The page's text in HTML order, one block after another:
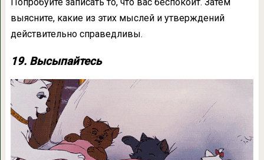
Попробуйте записать то, что вас беспокоит. Затем
выясните, какие из этих мыслей и утверждений
действительно справедливы.
19. Высыпайтесь